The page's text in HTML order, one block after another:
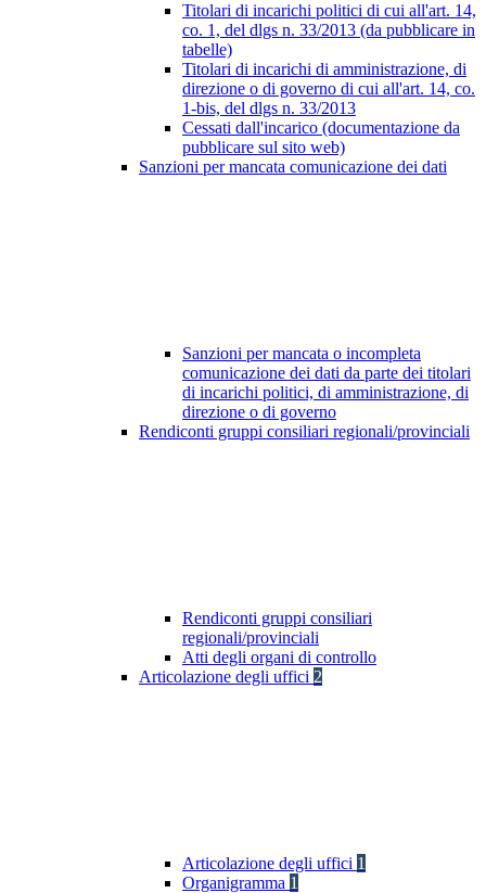
Titolari di incarichi politici di cui all'art. 14,
co. 1, del dlgs n. 33/2013 (da pubblicare in
tabelle)
Titolari di incarichi di amministrazione, di
direzione o di governo di cui all'art. 14, co.
1-bis, del dlgs n. 33/2013
Cessati dall'incarico (documentazione da
pubblicare sul sito web)
Sanzioni per mancata comunicazione dei dati
Sanzioni per mancata o incompleta
comunicazione dei dati da parte dei titolari
di incarichi politici, di amministrazione, di
direzione o di governo
Rendiconti gruppi consiliari regionali/provinciali
Rendiconti gruppi consiliari
regionali/provinciali
Atti degli organi di controllo
Articolazione degli uffici 2
Articolazione degli uffici 1
Organigramma 1